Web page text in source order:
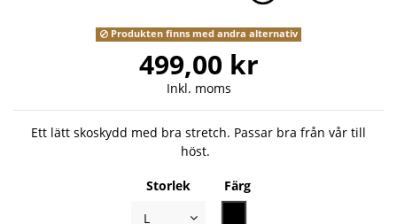
Produkten finns med andra alternativ
499,00 kr
Inkl. moms
Ett lätt skoskydd med bra stretch. Passar bra från vår till
höst.
Storlek
Färg